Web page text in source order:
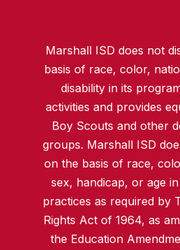
Marshall ISD does not
basis of race, color,
disability in its
activities and provides
Boy Scouts and other
groups. Marshall ISD
on the basis of race,
sex, handicap, or age
practices as required by
Rights Act of 1964, as
the Education